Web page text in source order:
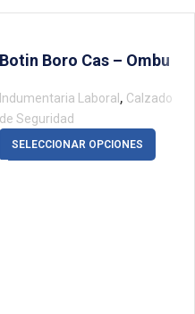
Botin Boro Cas – Ombu
Indumentaria Laboral , Calzado
de Seguridad
SELECCIONAR OPCIONES